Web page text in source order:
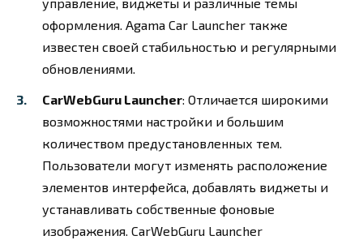
оформления. Agama Car Launcher также
известен своей стабильностью и регулярными
обновлениями.
CarWebGuru Launcher: Отличается широкими
возможностями настройки и большим
количеством предустановленных тем.
Пользователи могут изменять расположение
элементов интерфейса, добавлять виджеты и
устанавливать собственные фоновые
изображения. CarWebGuru Launcher